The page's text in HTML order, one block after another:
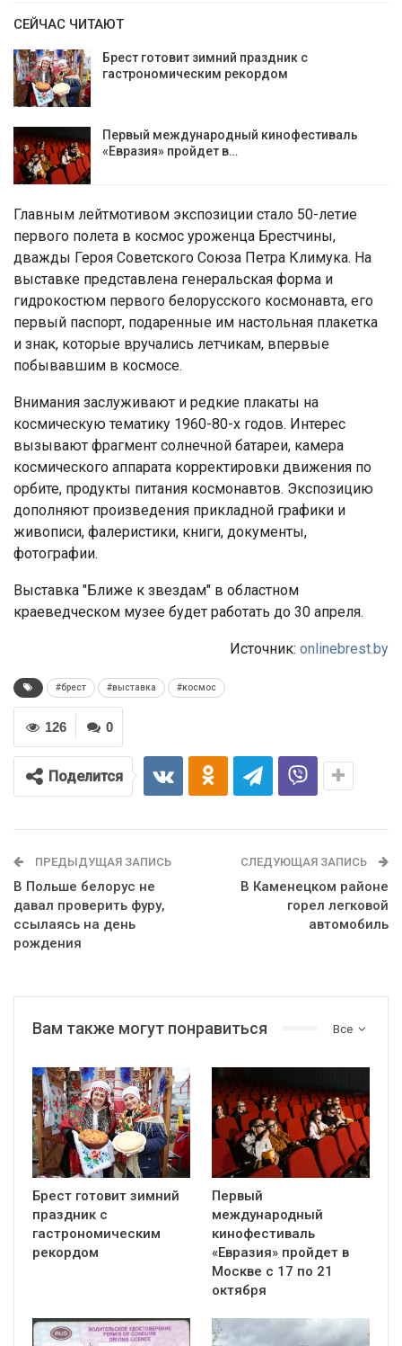
СЕЙЧАС ЧИТАЮТ
Брест готовит зимний праздник с
гастрономическим рекордом
Первый международный кинофестиваль
«Евразия» пройдет в…
Главным лейтмотивом экспозиции стало 50-летие
первого полета в космос уроженца Брестчины,
дважды Героя Советского Союза Петра Климука. На
выставке представлена генеральская форма и
гидрокостюм первого белорусского космонавта, его
первый паспорт, подаренные им настольная плакетка
и знак, которые вручались летчикам, впервые
побывавшим в космосе.
Внимания заслуживают и редкие плакаты на
космическую тематику 1960-80-х годов. Интерес
вызывают фрагмент солнечной батареи, камера
космического аппарата корректировки движения по
орбите, продукты питания космонавтов. Экспозицию
дополняют произведения прикладной графики и
живописи, фалеристики, книги, документы,
фотографии.
Выставка "Ближе к звездам" в областном
краеведческом музее будет работать до 30 апреля.
Источник: onlinebrest.by
#брест #выставка #космос
0
126
Поделится
ПРЕДЫДУЩАЯ ЗАПИСЬ
В Польше белорус не
давал проверить фуру,
ссылаясь на день
рождения
СЛЕДУЮЩАЯ ЗАПИСЬ
В Каменецком районе
горел легковой
автомобиль
Все
Вам также могут понравиться
Брест готовит зимний
праздник с
гастрономическим
рекордом
Первый
международный
кинофестиваль
«Евразия» пройдет в
Москве с 17 по 21
октября